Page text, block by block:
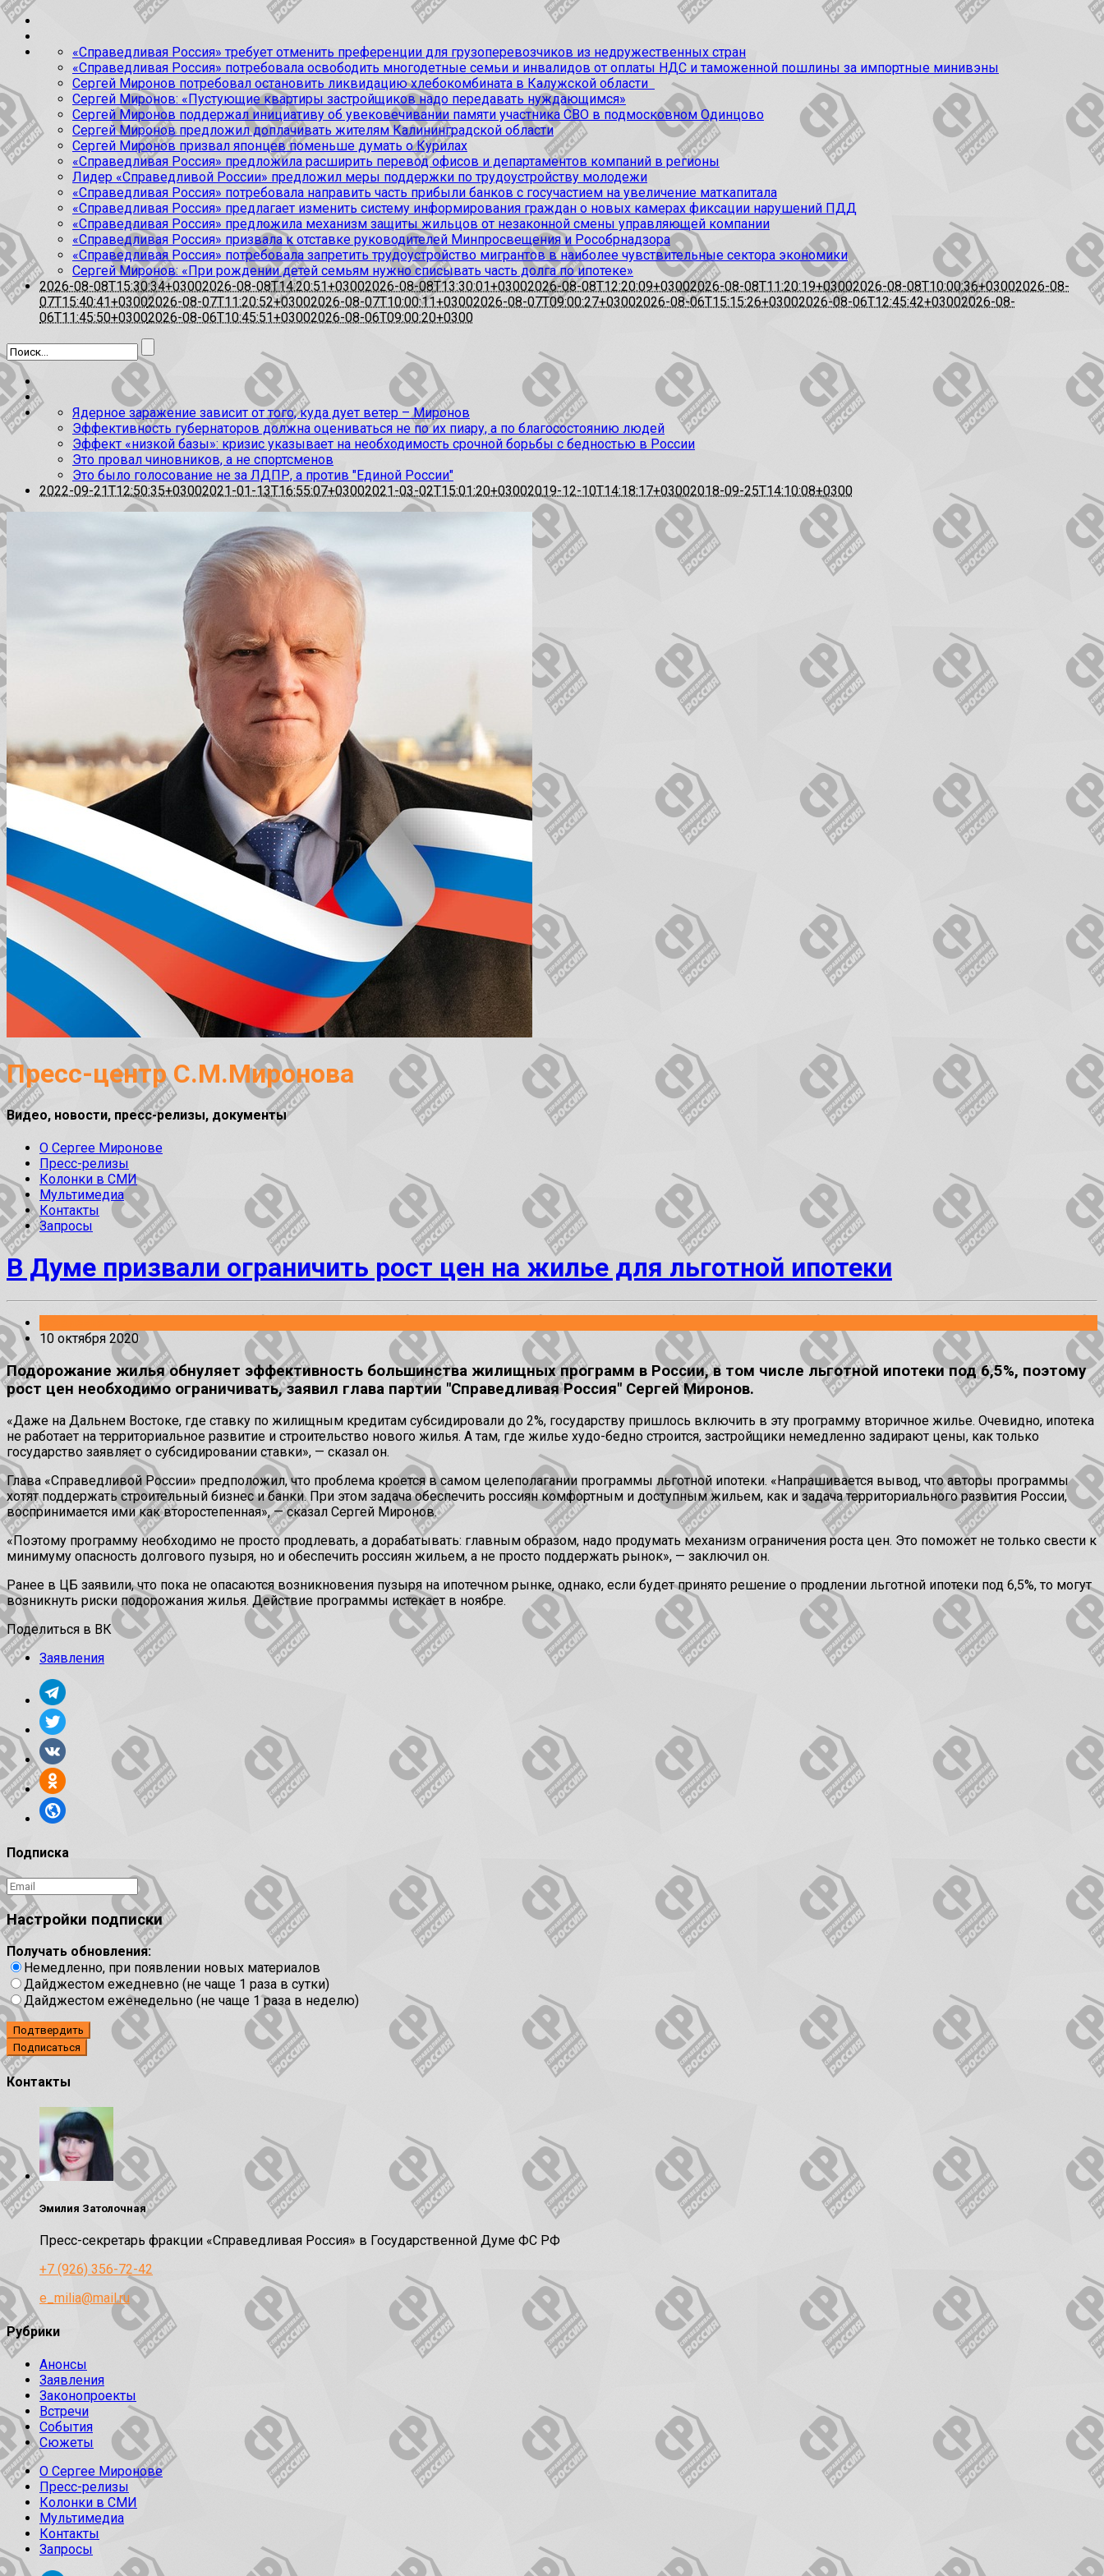
«Справедливая Россия» требует отменить преференции для грузоперевозчиков из недружественных стран
«Справедливая Россия» потребовала освободить многодетные семьи и инвалидов от оплаты НДС и таможенной пошлины за импортные минивэны
Сергей Миронов потребовал остановить ликвидацию хлебокомбината в Калужской области
Сергей Миронов: «Пустующие квартиры застройщиков надо передавать нуждающимся»
Сергей Миронов поддержал инициативу об увековечивании памяти участника СВО в подмосковном Одинцово
Сергей Миронов предложил доплачивать жителям Калининградской области
Сергей Миронов призвал японцев поменьше думать о Курилах
«Справедливая Россия» предложила расширить перевод офисов и департаментов компаний в регионы
Лидер «Справедливой России» предложил меры поддержки по трудоустройству молодежи
«Справедливая Россия» потребовала направить часть прибыли банков с госучастием на увеличение маткапитала
«Справедливая Россия» предлагает изменить систему информирования граждан о новых камерах фиксации нарушений ПДД
«Справедливая Россия» предложила механизм защиты жильцов от незаконной смены управляющей компании
«Справедливая Россия» призвала к отставке руководителей Минпросвещения и Рособрнадзора
«Справедливая Россия» потребовала запретить трудоустройство мигрантов в наиболее чувствительные сектора экономики
Сергей Миронов: «При рождении детей семьям нужно списывать часть долга по ипотеке»
2026-08-08T15:30:34+03002026-08-08T14:20:51+03002026-08-08T13:30:01+03002026-08-08T12:20:09+03002026-08-08T11:20:19+03002026-08-08T10:00:36+03002026-08-
07T15:40:41+03002026-08-07T11:20:52+03002026-08-07T10:00:11+03002026-08-07T09:00:27+03002026-08-06T15:15:26+03002026-08-06T12:45:42+03002026-08-
06T11:45:50+03002026-08-06T10:45:51+03002026-08-06T09:00:20+0300
Ядерное заражение зависит от того, куда дует ветер – Миронов
Эффективность губернаторов должна оцениваться не по их пиару, а по благосостоянию людей
Эффект «низкой базы»: кризис указывает на необходимость срочной борьбы с бедностью в России
Это провал чиновников, а не спортсменов
Это было голосование не за ЛДПР, а против "Единой России"
2022-09-21T12:50:35+03002021-01-13T16:55:07+03002021-03-02T15:01:20+03002019-12-10T14:18:17+03002018-09-25T14:10:08+0300
Пресс-центр С.М.Миронова
Видео, новости, пресс-релизы, документы
О Сергее Миронове
Пресс-релизы
Колонки в СМИ
Мультимедиа
Контакты
Запросы
В Думе призвали ограничить рост цен на жилье для льготной ипотеки
10 октября 2020
Подорожание жилья обнуляет эффективность большинства жилищных программ в России, в том числе льготной ипотеки под 6,5%, поэтому
рост цен необходимо ограничивать, заявил глава партии "Справедливая Россия" Сергей Миронов.
«Даже на Дальнем Востоке, где ставку по жилищным кредитам субсидировали до 2%, государству пришлось включить в эту программу вторичное жилье. Очевидно, ипотека
не работает на территориальное развитие и строительство нового жилья. А там, где жилье худо-бедно строится, застройщики немедленно задирают цены, как только
государство заявляет о субсидировании ставки», — сказал он.
Глава «Справедливой России» предположил, что проблема кроется в самом целеполагании программы льготной ипотеки. «Напрашивается вывод, что авторы программы
хотят поддержать строительный бизнес и банки. При этом задача обеспечить россиян комфортным и доступным жильем, как и задача территориального развития России,
воспринимается ими как второстепенная», — сказал Сергей Миронов.
«Поэтому программу необходимо не просто продлевать, а дорабатывать: главным образом, надо продумать механизм ограничения роста цен. Это поможет не только свести к
минимуму опасность долгового пузыря, но и обеспечить россиян жильем, а не просто поддержать рынок», — заключил он.
Ранее в ЦБ заявили, что пока не опасаются возникновения пузыря на ипотечном рынке, однако, если будет принято решение о продлении льготной ипотеки под 6,5%, то могут
возникнуть риски подорожания жилья. Действие программы истекает в ноябре.
Поделиться в ВК
Заявления
Подписка
Настройки подписки
Получать обновления:
Немедленно, при появлении новых материалов
Дайджестом ежедневно (не чаще 1 раза в сутки)
Дайджестом еженедельно (не чаще 1 раза в неделю)
Подтвердить
Контакты
Эмилия Затолочная
Пресс-секретарь фракции «Справедливая Россия» в Государственной Думе ФС РФ
+7 (926) 356-72-42
e_milia@mail.ru
Рубрики
Анонсы
Заявления
Законопроекты
Встречи
События
Сюжеты
О Сергее Миронове
Пресс-релизы
Колонки в СМИ
Мультимедиа
Контакты
Запросы